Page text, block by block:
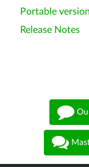
Portable
Release Notes